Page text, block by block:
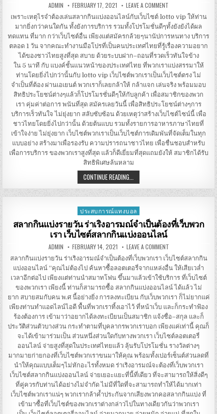
AUTHOR:
ADMIN PUBLISHED
DATE:
FEBRUARY 17, 2021 LEAVE A COMMENT
เหตุ
ไร
จำ
ต้อง
เล่น
สลาก
กิน
แบ่ง
ออนไลน์
กับ
เว็บไซต์ LOTTO
VIP
เพราะเหตุไรจำต้องเล่นสลากกินแบ่งออนไลน์กับเว็บไซต์ lotto vip ให้ท่าน
มากยิ่งกว่าคนใดกัน ทั้งยังการบริการ รวมทั้งโปรโมชั่นดีๆทั้งยังยังได้ผล
ทดแทน ที่มาก กว่าเว็บไซต์อื่น เพียงแต่สมัครกล้วยๆนานัปการหนทาง บริการ
ตลอด 1 วัน จากคณะทำงานมือโปรที่เป็นคนประเทศไทยที่รู้เรื่องความอยาก
ได้ของชาวไทยสูงที่สุด สบาย ด้วยระบบฝาก–ถอนที่รวดเร็วทันใจข้าง
ใน 5 นาที กับ แบงค์ชั้นแนวหน้าของประเทศไทย ที่พวกเราแบ่งสรรมาให้
ท่านโดยยิ่งไปกว่านั้นกับ lotto vip เว็บไซต์พวกเราเป็นเว็บไซต์ตรง ไม่
จำเป็นที่ต้อง ผ่านเอเยนต์ พวกเราก็เลยกล้าให้ กล้าแจก เล่นจริง พร้อมมอบ
สิทธิประโยชน์ต่างๆแล้วก็โปรโมรชั่นดีๆให้กับลูกค้า เพื่อสมาชิกของพวก
เรา คุ่มค่าต่อการ พนันที่สุด สมัครเลยวันนี้ เพื่อสิทธิประโยชน์ต่างๆการ
บริการเร็วทันใจ ไม่ยุ่งยาก สลับซับซ้อน ด้วยเหตุว่าสร้างเว็บไซต์ไซน์นี้ เพื่อ
ชาวไทยโดยยิ่งไปกว่านั้น ด้วยต้นแบบ รวมทั้งรายการอาหารภาษาไทยที่
เข้าใจง่าย ไม่ยุ่งยาก เว็บไซต์พวกเราเป็นเว็บไซต์การเดิมพันที่จัดเต็มในทุก
แบบอย่าง สร้างมาเพื่อรองรับ ความปรารถนาชาวไทย เพื่อชื่นชอบสำหรับ
เพื่อการบริการ ของพวกเราสูงที่สุด แล้วก็ดีเยี่ยมที่สุดแถมยังให้ สมาชิกได้รับ
สิทธิพิเศษล้นหลาม
CONTINUE READING...
เหตุ
ไร
จำ
เล่น
สลาก
กิน
แบ่ง
ออนไลน์
กับ
เว็บไซต์ LOTTO
VIP
Posted
in
ประสบการณ์แทงบอล
สลากกินแบ่งรายวัน ร่าเริงอารมณ์จำเป็นต้องที่เว็บพวก
เรา เว็บไซต์สลากกินแบ่งออนไลน์
AUTHOR:
ADMIN PUBLISHED
DATE:
FEBRUARY 14, 2021 LEAVE A COMMENTON
กิน
แบ่ง
ราย
วัน ร่าเริง
อารมณ์
จำเป็น
ที่
เว็บ
พวก
เรา เว็บไซต์
สลาก
กิน
แบ่ง
ออนไลน์
สลากกินแบ่งรายวัน ร่าเริงอารมณ์จำเป็นต้องที่เว็บพวกเรา เว็บไซต์สลากกิน
แบ่งออนไลน์ “คุณไม่ต้องไป ค้นหาซื้อลอตเตอรี่จากแหล่งอื่น ให้เสียเวล่ำ
เวลาอีกต่อไป เพียงแต่ท่านนำสมาทโฟน ขึ้นมาแล้วเข้าใช้บริการ ที่เว็บไซต์
ของพวกเรา เพียงนี้ ท่านก็สามารถซื้อ สลากกินแบ่งออนไลน์ ได้แล้ว ไม่
ยาก สบายสมกับคน พ.ศ นี้อย่างยิ่ง การลงทะเบียน กับเว็บพวกเรา ก็ไม่ยากแค่
เพียงท่านทำแอดไลน์ไอดี พื้นที่พวกเราทิ้งเอาไว้ ที่หน้าเว็บ และก็กระทำฟ้อง
ร้องต้องการ เข้ามาว่าอยากได้ลงทะเบียนเป็นสมาชิก แจ้งชื่อ–สกุล และก็
ประวัติส่วนตัวบางส่วน กระทำตามที่บุคลากรพวกเราบอก เพียงแค่เท่านี้ คุณก็
จะได้เข้ามาร่วมเป็น ส่วนหนึ่งส่วนใดกับทางพวกเรา เว็บไซต์ลอตเตอรี่
ออนไลน์ จ่ายสูงที่สุดในประเทศไทยแล้ว ลุ้นรับโปรโมชั่น รางวัลต่างๆ
มากมายก่ายกองที่เว็บไซต์พวกเราขนมาให้คุณ พร้อมทั้งเปอร์เซ็นต์ส่วนลดที่
นำให้คุณแบบเต็มๆไม่หักอะไรทั้งหมด ร่าเริงอารมณ์จะต้องที่เว็บพวกเรา
เว็บไซต์สลากกินแบ่งออนไลน์ จ่ายเยอะแยะที่นี้ที่เดียว ที่จะสามารถให้สิ่งดีๆ
ที่คู่ควรกับท่านได้อย่างไม่จำกัด ไม่มีที่ใดที่จะสามารถทำให้ได้มากเท่า
เว็บไซต์พวกเราแน่ๆ พวกเรากล้าค้ำประกันจากเสียงพวกคอสลากกินแบ่ง ที่
เข้ามาซื้อที่เว็บไซต์ของพวกเราต่างกล่าวไปในทางเดียวกันว่าพวกเรา